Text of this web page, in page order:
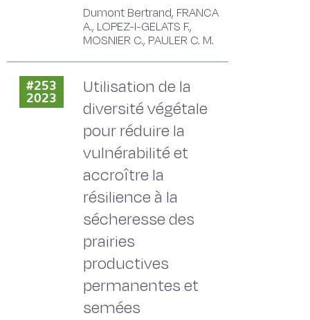
Dumont Bertrand, FRANCA
A., LOPEZ-I-GELATS F.,
MOSNIER C., PAULER C. M.
#253
2023
Utilisation de la
diversité végétale
pour réduire la
vulnérabilité et
accroître la
résilience à la
sécheresse des
prairies
productives
permanentes et
semées